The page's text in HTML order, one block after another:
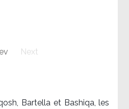
Next
Bartella et Bashiqa, les